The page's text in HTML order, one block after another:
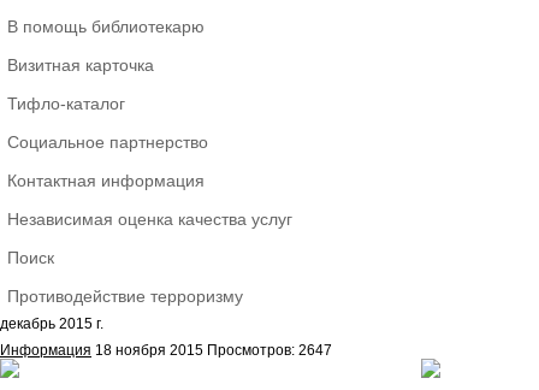
В помощь библиотекарю
Визитная карточка
Тифло-каталог
Социальное партнерство
Контактная информация
Независимая оценка качества услуг
Поиск
Противодействие терроризму
декабрь 2015 г.
Информация 18 ноября 2015 Просмотров: 2647